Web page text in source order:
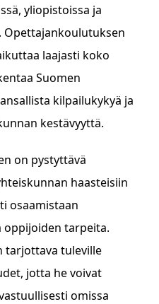
yliopistoissa ja
laajasti koko
Suomen
kilpailukykyä ja
kestävyyttä.
on pystyttävä
haasteisiin
osaamistaan
oppijoiden tarpeita.
tarjottava tuleville
jotta he voivat
omissa